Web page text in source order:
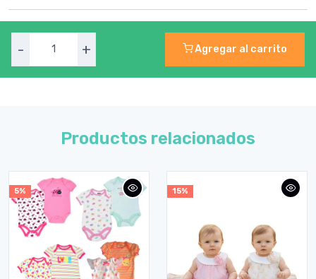
- + Agregar al carrito
Productos relacionados
5% 15%